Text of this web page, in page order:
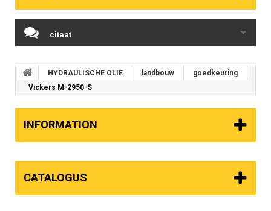
citaat
HYDRAULISCHE OLIE landbouw
goedkeuring
Vickers M-2950-S
INFORMATION
CATALOGUS